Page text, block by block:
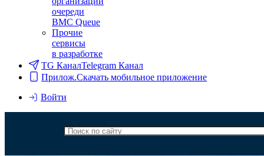
очереди
BMC Queue
Прочие
сервисы
в разработке
TG КаналTelegram Канал
Прилож.Скачать мобильное приложение
Войти